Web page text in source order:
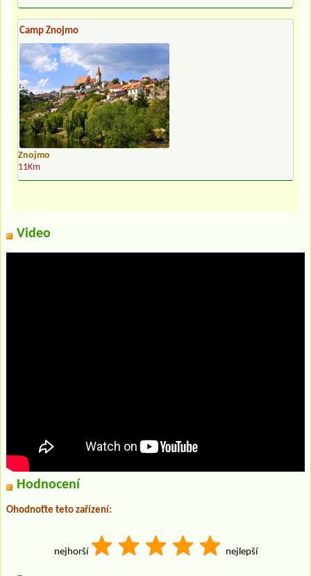
Camp Znojmo
Znojmo
11Km
Video
Hodnocení
Ohodnoťte teto zařízení:
nejhorší nejlepší